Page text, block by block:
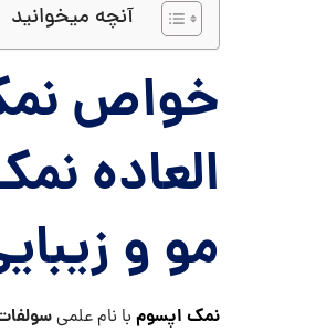
آنچه میخوانید
العاده
مو و
نمک اپسوم با نام علمی